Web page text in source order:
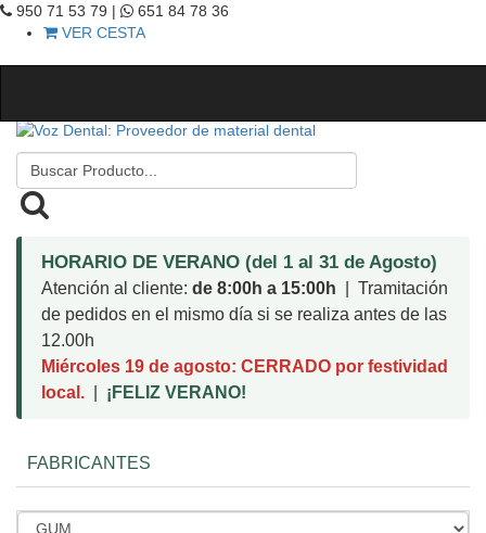
950 71 53 79 |
651 84 78 36
VER CESTA
HORARIO DE VERANO (del 1 al 31 de Agosto)
Atención al cliente: de 8:00h a 15:00h | Tramitación
de pedidos en el mismo día si se realiza antes de las
12.00h
Miércoles 19 de agosto: CERRADO por festividad
local.
¡FELIZ VERANO!
FABRICANTES